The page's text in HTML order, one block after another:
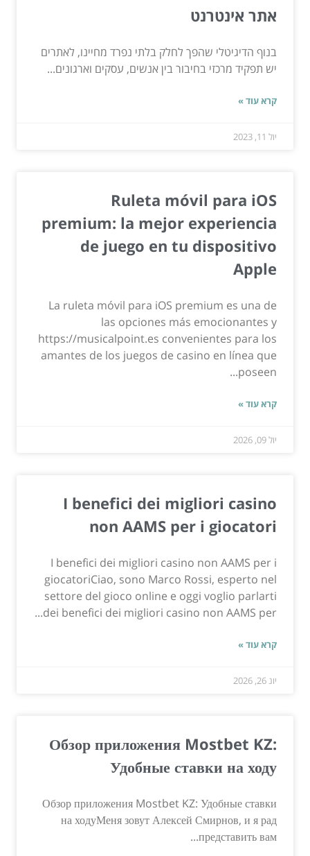
אתר אינטרנט
בנוף הדיגיטלי שהפך לחלק בלתי נפרד מחיינו, לאתרים
יש תפקיד מרכזי בחיבור בין אנשים, עסקים וארגונים...
קרא עוד »
יול 11, 2023
Ruleta móvil para iOS
premium: la mejor experiencia
de juego en tu dispositivo
Apple
La ruleta móvil para iOS premium es una de
las opciones más emocionantes y
https://musicalpoint.es convenientes para los
amantes de los juegos de casino en línea que
poseen...
קרא עוד »
יול 09, 2026
I benefici dei migliori casino
non AAMS per i giocatori
I benefici dei migliori casino non AAMS per i
giocatoriCiao, sono Marco Rossi, esperto nel
settore del gioco online e oggi voglio parlarti
dei benefici dei migliori casino non AAMS per...
קרא עוד »
יונ 26, 2026
Обзор приложения Mostbet KZ:
Удобные ставки на ходу
Обзор приложения Mostbet KZ: Удобные ставки
на ходуМеня зовут Алексей Смирнов, и я рад
представить вам...